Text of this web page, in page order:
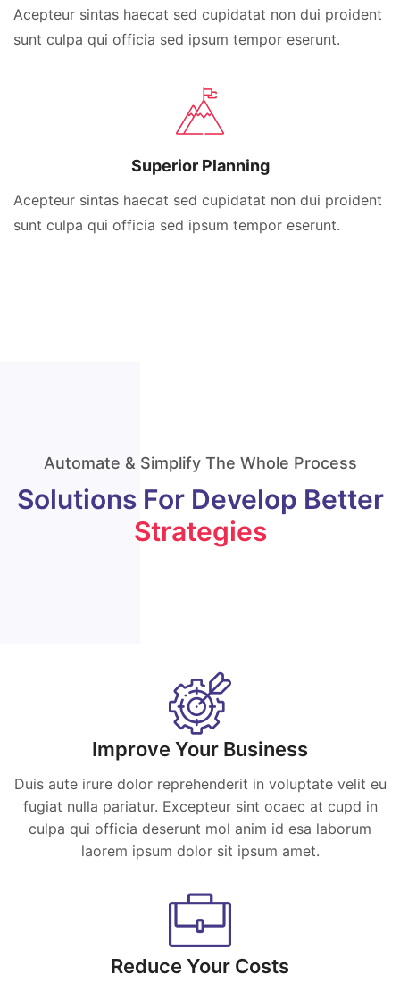
Acepteur sintas haecat sed cupidatat non dui proident
sunt culpa qui officia sed ipsum tempor eserunt.
Superior Planning
Acepteur sintas haecat sed cupidatat non dui proident
sunt culpa qui officia sed ipsum tempor eserunt.
Automate & Simplify The Whole Process
Solutions For Develop Better
Strategies
Improve Your Business
Duis aute irure dolor reprehenderit in voluptate velit eu
fugiat nulla pariatur. Excepteur sint ocaec at cupd in
culpa qui officia deserunt mol anim id esa laborum
laorem ipsum dolor sit ipsum amet.
Reduce Your Costs